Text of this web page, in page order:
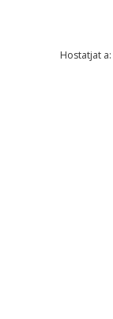
Comentari *
Hostatjat a: